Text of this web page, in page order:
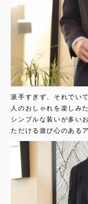
派手すぎず、それでい
人のおしゃれを楽しみ
シンプルな装いが多い
ただける遊び心のある